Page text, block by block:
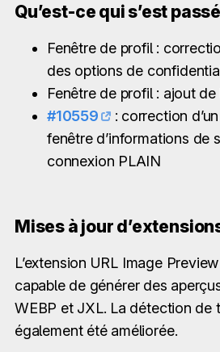
Qu’est-ce qui s’est
Fenêtre de profil :
des options de
Fenêtre de profil : ajout de
#10559
: correction
fenêtre d’informations de
connexion PLAIN
Mises à jour
L’extension URL Image
capable de générer des
WEBP et JXL. La détection de
également été améliorée.